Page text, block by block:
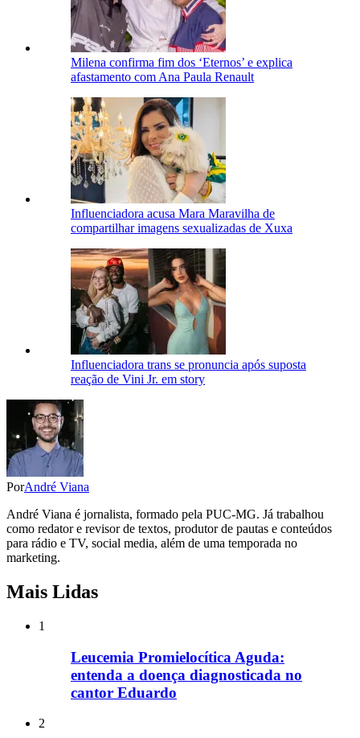
Milena confirma fim dos ‘Eternos’ e explica
afastamento com Ana Paula Renault
Influenciadora acusa Mara Maravilha de
compartilhar imagens sexualizadas de Xuxa
Influenciadora trans se pronuncia após suposta
reação de Vini Jr. em story
PorAndré Viana
André Viana é jornalista, formado pela PUC-MG. Já trabalhou
como redator e revisor de textos, produtor de pautas e conteúdos
para rádio e TV, social media, além de uma temporada no
marketing.
Mais Lidas
1
Leucemia Promielocítica Aguda:
entenda a doença diagnosticada no
cantor Eduardo
2